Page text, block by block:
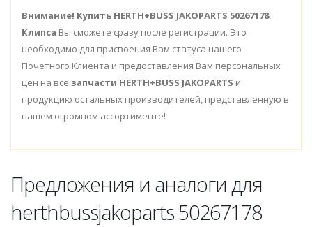
Внимание! Купить HERTH+BUSS JAKOPARTS 50267178
Клипса Вы сможете сразу после регистрации. Это
необходимо для присвоения Вам статуса нашего
Почетного Клиента и предоставления Вам персональных
цен на все запчасти HERTH+BUSS JAKOPARTS и
продукцию остальных производителей, представленную в
нашем огромном ассортименте!
Предложения и аналоги для
herthbussjakoparts 50267178